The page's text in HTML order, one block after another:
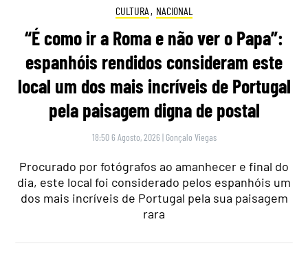
CULTURA , NACIONAL
“É como ir a Roma e não ver o Papa”:
espanhóis rendidos consideram este
local um dos mais incríveis de Portugal
pela paisagem digna de postal
18:50 6 Agosto, 2026 | Gonçalo Viegas
Procurado por fotógrafos ao amanhecer e final do
dia, este local foi considerado pelos espanhóis um
dos mais incríveis de Portugal pela sua paisagem
rara